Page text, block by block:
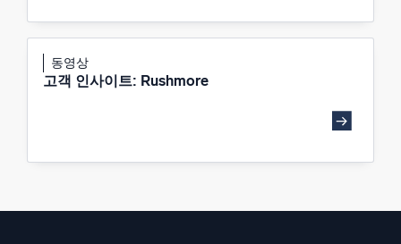
동영상
고객 인사이트: Rushmore